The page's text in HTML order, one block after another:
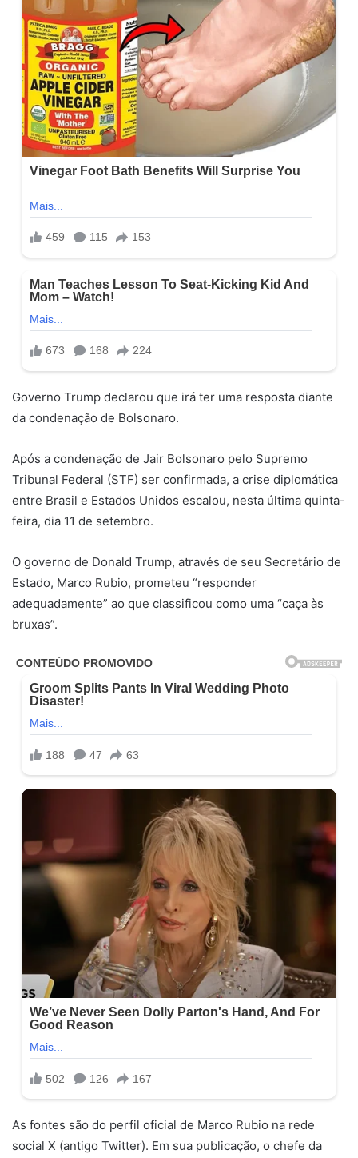
Governo Trump declarou que irá ter uma resposta diante
da condenação de Bolsonaro.
Após a condenação de Jair Bolsonaro pelo Supremo
Tribunal Federal (STF) ser confirmada, a crise diplomática
entre Brasil e Estados Unidos escalou, nesta última quinta-
feira, dia 11 de setembro.
O governo de Donald Trump, através de seu Secretário de
Estado, Marco Rubio, prometeu “responder
adequadamente” ao que classificou como uma “caça às
bruxas”.
As fontes são do perfil oficial de Marco Rubio na rede
social X (antigo Twitter). Em sua publicação, o chefe da